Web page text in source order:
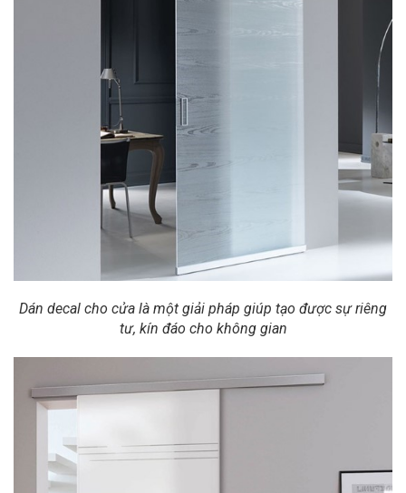
Dán decal cho cửa là một giải pháp giúp tạo được sự riêng
tư, kín đáo cho không gian